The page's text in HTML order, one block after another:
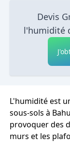
Devis
l'humidité
L'humidité est
sous-sols à
provoquer des
murs et les